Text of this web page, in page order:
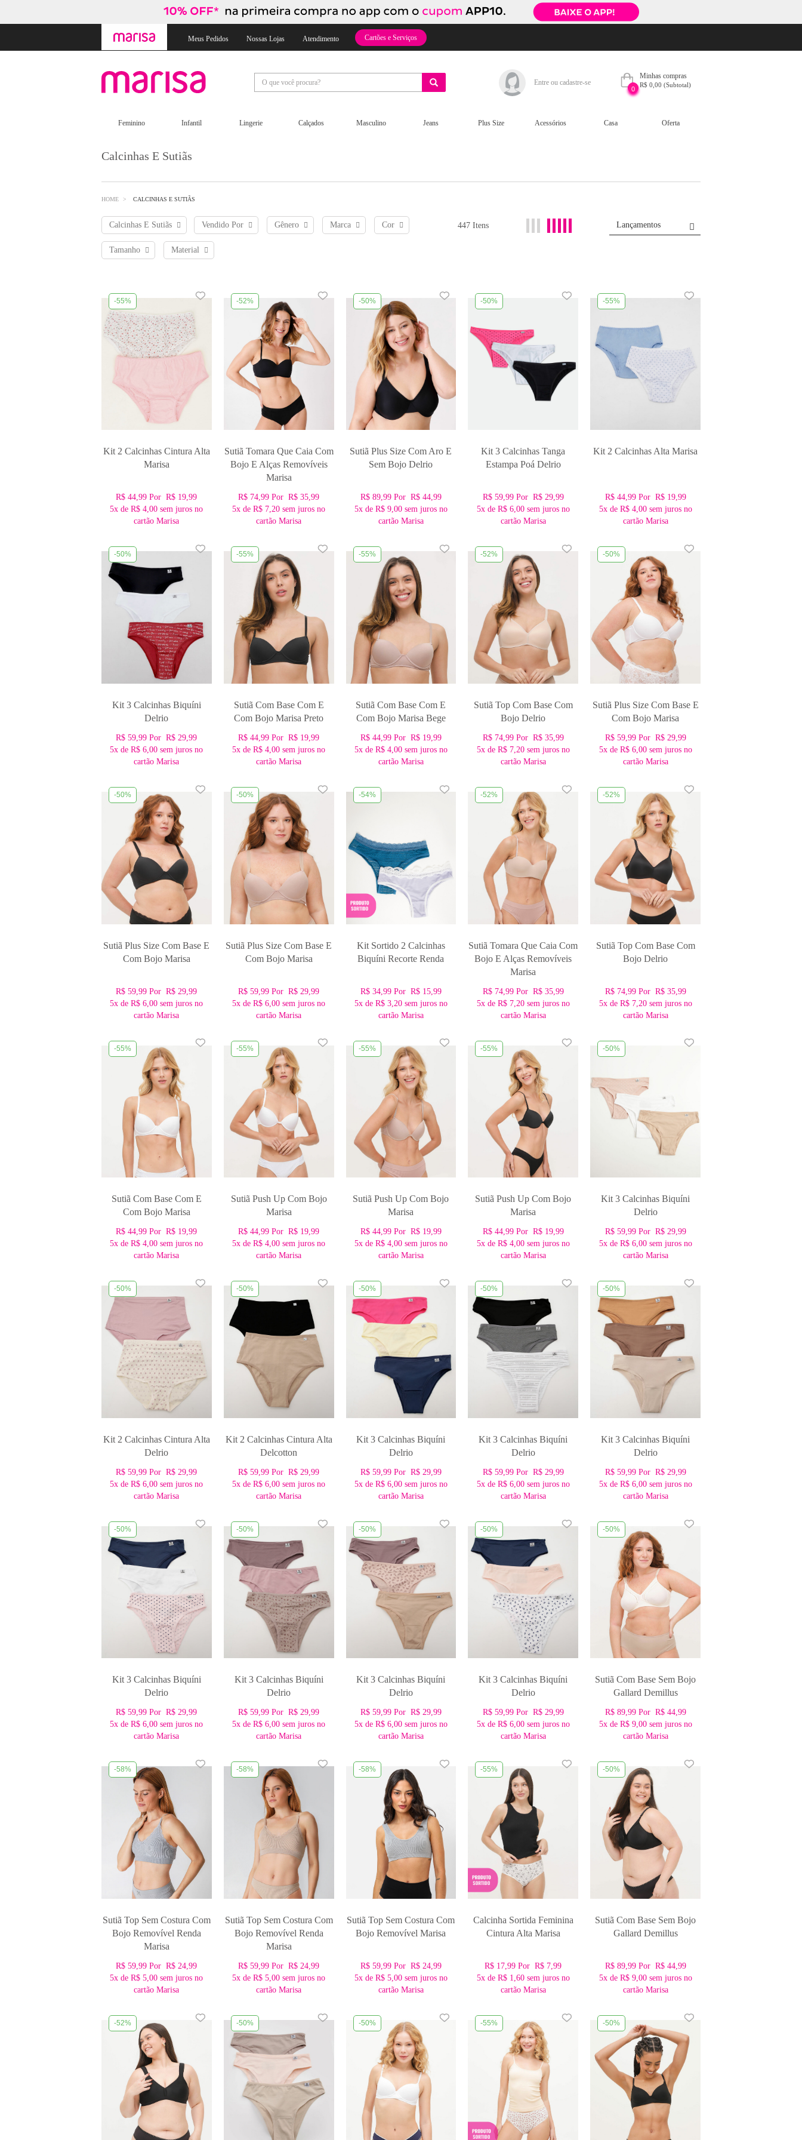
Meus Pedidos Nossas Lojas Atendimento Cartões e Serviços
Entre ou cadastre-se
0
Minhas compras
R$ 0,00 (Subtotal)
Feminino Infantil Lingerie Calçados Masculino Jeans Plus Size Acessórios Casa Oferta
Calcinhas E Sutiãs
HOME CALCINHAS E SUTIÃS
Calcinhas E Sutiãs Vendido Por Gênero Marca Cor
Tamanho Material
447 Itens
-55%
Kit 2 Calcinhas Cintura Alta
Marisa
R$ 44,99 PorR$ 19,99
5x deR$ 4,00 sem juros no
cartão Marisa
-52%
Sutiã Tomara Que Caia Com
Bojo E Alças Removíveis
Marisa
R$ 74,99 PorR$ 35,99
5x deR$ 7,20 sem juros no
cartão Marisa
-50%
Sutiã Plus Size Com Aro E
Sem Bojo Delrio
R$ 89,99 Por R$ 44,99
5xde R$ 9,00sem juros no
cartão Marisa
-50%
Kit 3 Calcinhas Tanga
Estampa Poá Delrio
R$ 59,99 Por R$ 29,99
5xde R$ 6,00sem juros no
cartão Marisa
-55%
Kit 2 Calcinhas Alta Marisa
R$ 44,99 Por R$ 19,99
5xde R$ 4,00sem juros no
cartão Marisa
-50%
Kit 3 Calcinhas Biquíni
Delrio
R$ 59,99 PorR$ 29,99
5x deR$ 6,00 sem juros no
cartão Marisa
-55%
Sutiã Com Base Com E
Com Bojo Marisa Preto
R$ 44,99 PorR$ 19,99
5x deR$ 4,00 sem juros no
cartão Marisa
-55%
Sutiã Com Base Com E
Com Bojo Marisa Bege
R$ 44,99 Por R$ 19,99
5xde R$ 4,00sem juros no
cartão Marisa
-52%
Sutiã Top Com Base Com
Bojo Delrio
R$ 74,99 Por R$ 35,99
5xde R$ 7,20sem juros no
cartão Marisa
-50%
Sutiã Plus Size Com Base E
Com Bojo Marisa
R$ 59,99 Por R$ 29,99
5xde R$ 6,00sem juros no
cartão Marisa
-50%
Sutiã Plus Size Com Base E
Com Bojo Marisa
R$ 59,99 PorR$ 29,99
5x deR$ 6,00 sem juros no
cartão Marisa
-50%
Sutiã Plus Size Com Base E
Com Bojo Marisa
R$ 59,99 PorR$ 29,99
5x deR$ 6,00 sem juros no
cartão Marisa
-54%
Kit Sortido 2 Calcinhas
Biquíni Recorte Renda
R$ 34,99 Por R$ 15,99
5xde R$ 3,20sem juros no
cartão Marisa
-52%
Sutiã Tomara Que Caia Com
Bojo E Alças Removíveis
Marisa
R$ 74,99 Por R$ 35,99
5xde R$ 7,20sem juros no
cartão Marisa
-52%
Sutiã Top Com Base Com
Bojo Delrio
R$ 74,99 Por R$ 35,99
5xde R$ 7,20sem juros no
cartão Marisa
-55%
Sutiã Com Base Com E
Com Bojo Marisa
R$ 44,99 PorR$ 19,99
5x deR$ 4,00 sem juros no
cartão Marisa
-55%
Sutiã Push Up Com Bojo
Marisa
R$ 44,99 PorR$ 19,99
5x deR$ 4,00 sem juros no
cartão Marisa
-55%
Sutiã Push Up Com Bojo
Marisa
R$ 44,99 Por R$ 19,99
5xde R$ 4,00sem juros no
cartão Marisa
-55%
Sutiã Push Up Com Bojo
Marisa
R$ 44,99 Por R$ 19,99
5xde R$ 4,00sem juros no
cartão Marisa
-50%
Kit 3 Calcinhas Biquíni
Delrio
R$ 59,99 Por R$ 29,99
5xde R$ 6,00sem juros no
cartão Marisa
-50%
Kit 2 Calcinhas Cintura Alta
Delrio
R$ 59,99 PorR$ 29,99
5x deR$ 6,00 sem juros no
cartão Marisa
-50%
Kit 2 Calcinhas Cintura Alta
Delcotton
R$ 59,99 PorR$ 29,99
5x deR$ 6,00 sem juros no
cartão Marisa
-50%
Kit 3 Calcinhas Biquíni
Delrio
R$ 59,99 Por R$ 29,99
5xde R$ 6,00sem juros no
cartão Marisa
-50%
Kit 3 Calcinhas Biquíni
Delrio
R$ 59,99 Por R$ 29,99
5xde R$ 6,00sem juros no
cartão Marisa
-50%
Kit 3 Calcinhas Biquíni
Delrio
R$ 59,99 Por R$ 29,99
5xde R$ 6,00sem juros no
cartão Marisa
-50%
Kit 3 Calcinhas Biquíni
Delrio
R$ 59,99 PorR$ 29,99
5x deR$ 6,00 sem juros no
cartão Marisa
-50%
Kit 3 Calcinhas Biquíni
Delrio
R$ 59,99 PorR$ 29,99
5x deR$ 6,00 sem juros no
cartão Marisa
-50%
Kit 3 Calcinhas Biquíni
Delrio
R$ 59,99 Por R$ 29,99
5xde R$ 6,00sem juros no
cartão Marisa
-50%
Kit 3 Calcinhas Biquíni
Delrio
R$ 59,99 Por R$ 29,99
5xde R$ 6,00sem juros no
cartão Marisa
-50%
Sutiã Com Base Sem Bojo
Gallard Demillus
R$ 89,99 Por R$ 44,99
5xde R$ 9,00sem juros no
cartão Marisa
-58%
Sutiã Top Sem Costura Com
Bojo Removível Renda
Marisa
R$ 59,99 PorR$ 24,99
5x deR$ 5,00 sem juros no
cartão Marisa
-58%
Sutiã Top Sem Costura Com
Bojo Removível Renda
Marisa
R$ 59,99 PorR$ 24,99
5x deR$ 5,00 sem juros no
cartão Marisa
-58%
Sutiã Top Sem Costura Com
Bojo Removível Marisa
R$ 59,99 Por R$ 24,99
5xde R$ 5,00sem juros no
cartão Marisa
-55%
Calcinha Sortida Feminina
Cintura Alta Marisa
R$ 17,99 PorR$ 7,99
5xde R$ 1,60sem juros no
cartão Marisa
-50%
Sutiã Com Base Sem Bojo
Gallard Demillus
R$ 89,99 Por R$ 44,99
5xde R$ 9,00sem juros no
cartão Marisa
-52% -50% -50% -55% -50%